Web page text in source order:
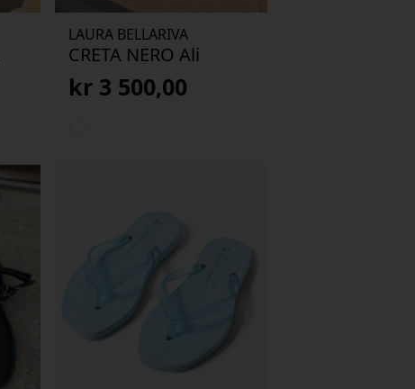
LAURA BELLARIVA
CRETA NERO Ali
kr 3 500,00